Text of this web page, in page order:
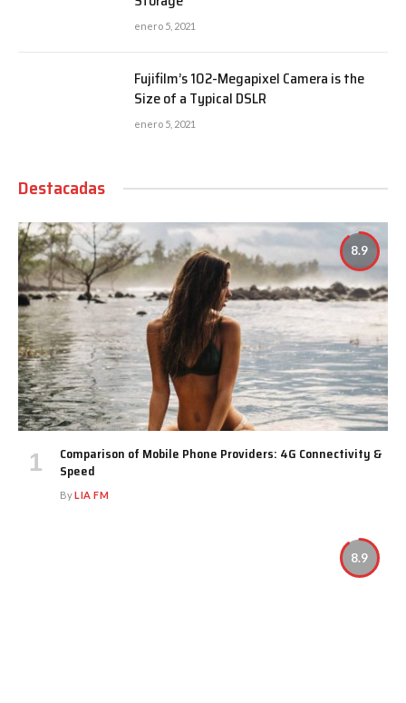
enero 5, 2021
Fujifilm’s 102-Megapixel Camera is the
Size of a Typical DSLR
enero 5, 2021
Destacadas
8.9
Comparison of Mobile Phone Providers: 4G Connectivity &
Speed
ByLIA FM
8.9